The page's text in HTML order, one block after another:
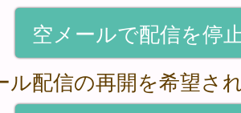
空メールで配信を停
ル配信の再開を希望さ